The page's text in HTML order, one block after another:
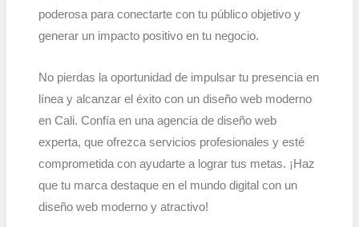
poderosa para conectarte con tu público objetivo y
generar un impacto positivo en tu negocio.
No pierdas la oportunidad de impulsar tu presencia en
línea y alcanzar el éxito con un diseño web moderno
en Cali. Confía en una agencia de diseño web
experta, que ofrezca servicios profesionales y esté
comprometida con ayudarte a lograr tus metas. ¡Haz
que tu marca destaque en el mundo digital con un
diseño web moderno y atractivo!